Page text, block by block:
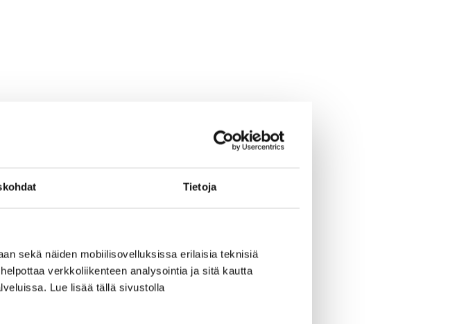
Tietoja
sekä näiden mobiilisovelluksissa erilaisia teknisiä
verkkoliikenteen analysointia ja sitä kautta
Lue lisää tällä sivustolla